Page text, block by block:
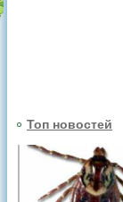
Топ новостей